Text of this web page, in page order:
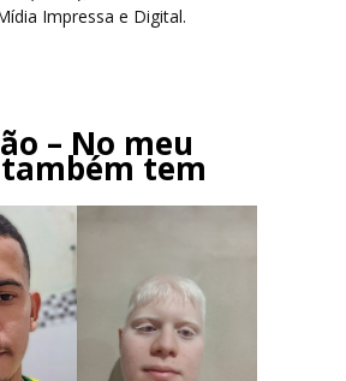
Impressa e Digital.
– No meu
tem